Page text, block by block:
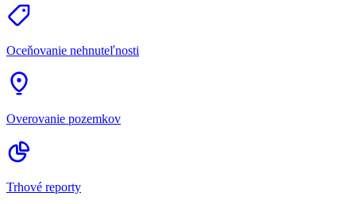
Oceňovanie nehnuteľnosti
Overovanie pozemkov
Trhové reporty